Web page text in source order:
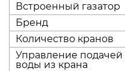
Встроенный газатор
Бренд
Количество кранов
Управление подачей
воды из крана